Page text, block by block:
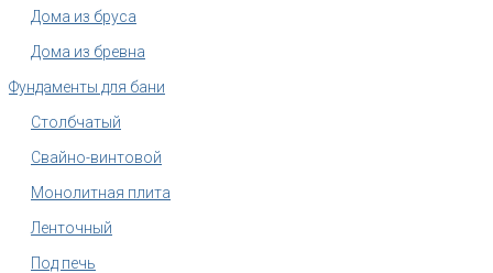
Дома из бруса
Дома из бревна
Фундаменты для бани
Столбчатый
Свайно-винтовой
Монолитная плита
Ленточный
Под печь